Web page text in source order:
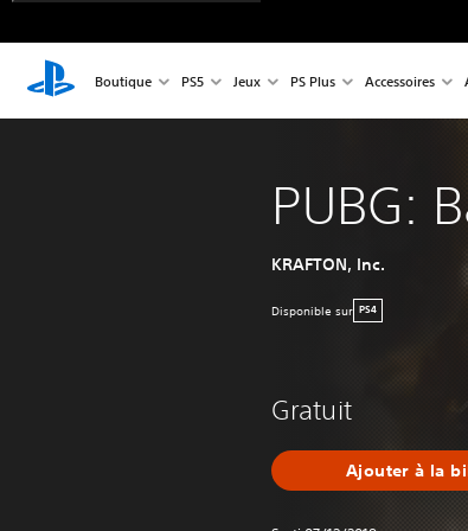
Boutique PS5 Jeux PS Plus Accessoires
PUBG:
KRAFTON, Inc.
Disponible sur PS4
Gratuit
Ajouter à la